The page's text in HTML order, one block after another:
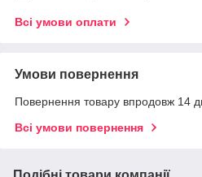
Всі умови оплати
Умови повернення
Повернення товару впродовж 14
Всі умови повернення